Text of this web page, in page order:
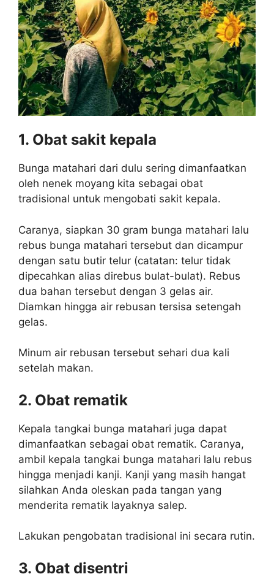
1. Obat sakit kepala
Bunga matahari dari dulu sering dimanfaatkan
oleh nenek moyang kita sebagai obat
tradisional untuk mengobati sakit kepala.
Caranya, siapkan 30 gram bunga matahari lalu
rebus bunga matahari tersebut dan dicampur
dengan satu butir telur (catatan: telur tidak
dipecahkan alias direbus bulat-bulat). Rebus
dua bahan tersebut dengan 3 gelas air.
Diamkan hingga air rebusan tersisa setengah
gelas.
Minum air rebusan tersebut sehari dua kali
setelah makan.
2. Obat rematik
Kepala tangkai bunga matahari juga dapat
dimanfaatkan sebagai obat rematik. Caranya,
ambil kepala tangkai bunga matahari lalu rebus
hingga menjadi kanji. Kanji yang masih hangat
silahkan Anda oleskan pada tangan yang
menderita rematik layaknya salep.
Lakukan pengobatan tradisional ini secara rutin.
3. Obat disentri